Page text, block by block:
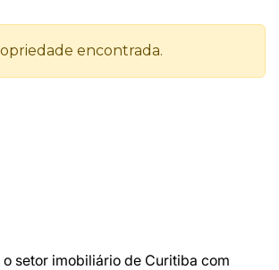
setor imobiliário de Curitiba com